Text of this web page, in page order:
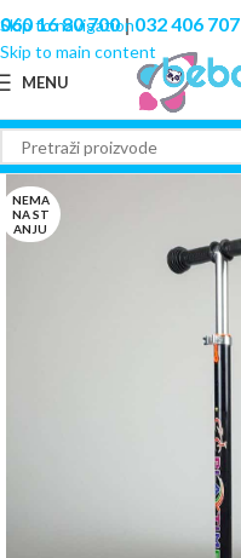
Skip to navigation
Skip to main content
060 16 80 700|032 406 707
MENU
NEMA
NA ST
ANJU